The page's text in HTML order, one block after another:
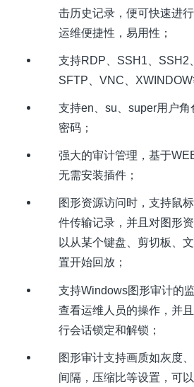
击历史记录，便可快速进
运维便捷性，易用性；
支持RDP SSH1 SSH2
SFTP
VNC XWINDOW
支持en su super用户
密码；
强大的审计管理，基于
无需安装插件；
图形资源访问时，支持鼠
件传输记录，并且对图形
以从某个键盘、剪切板、
置开始回放；
支持Windows图形审计的
查看运维人员的操作，并
行会话锁定和解锁；
图形审计支持画质如灰度
间隔，压缩比等设置，可